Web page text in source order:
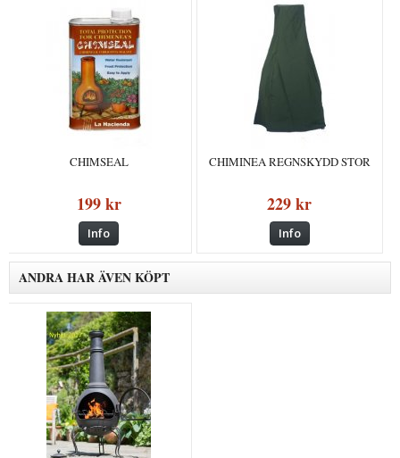
CHIMSEAL
199 kr
Info
CHIMINEA REGNSKYDD STOR
229 kr
Info
ANDRA HAR ÄVEN KÖPT